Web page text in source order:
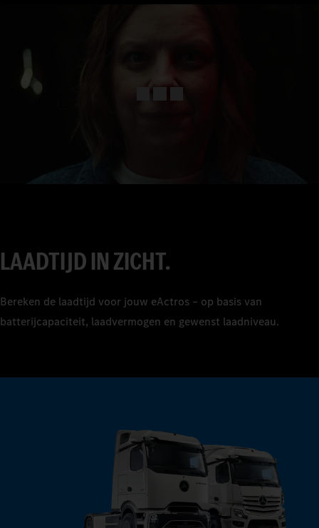
LAADTIJD IN ZICHT.
Bereken de laadtijd voor jouw eActros – op basis van
batterijcapaciteit, laadvermogen en gewenst laadniveau.
7
8
9